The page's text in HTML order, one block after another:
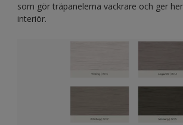
som gör träpanelerna vackrare och ger
interiör.